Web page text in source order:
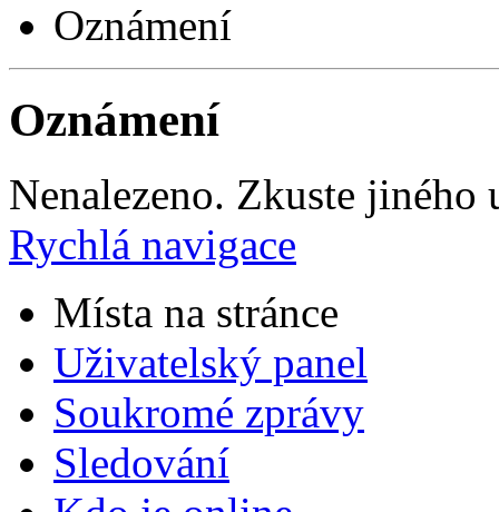
Oznámení
Oznámení
Nenalezeno. Zkuste jiného
Rychlá navigace
Místa na stránce
Uživatelský panel
Soukromé zprávy
Sledování